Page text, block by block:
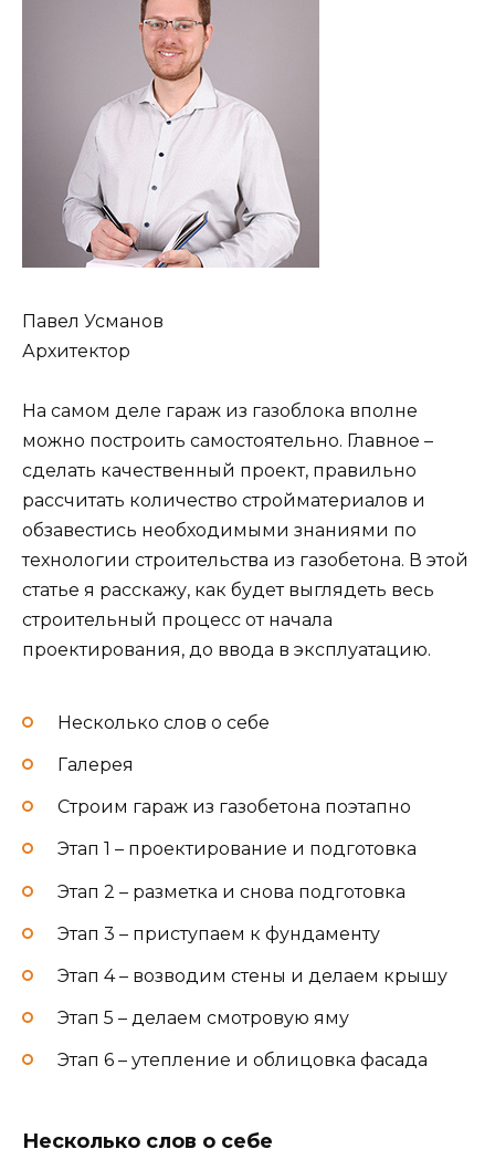
Павел Усманов
Архитектор
На самом деле гараж из газоблока вполне
можно построить самостоятельно. Главное –
сделать качественный проект, правильно
рассчитать количество стройматериалов и
обзавестись необходимыми знаниями по
технологии строительства из газобетона. В этой
статье я расскажу, как будет выглядеть весь
строительный процесс от начала
проектирования, до ввода в эксплуатацию.
Несколько слов о себе
Галерея
Строим гараж из газобетона поэтапно
Этап 1 – проектирование и подготовка
Этап 2 – разметка и снова подготовка
Этап 3 – приступаем к фундаменту
Этап 4 – возводим стены и делаем крышу
Этап 5 – делаем смотровую яму
Этап 6 – утепление и облицовка фасада
Несколько слов о себе